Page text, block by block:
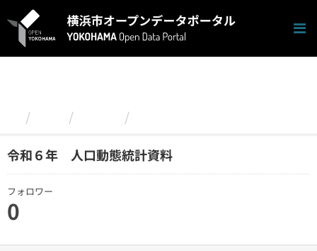
キ
令和６年 人口動態統計資料
フォロワー
0